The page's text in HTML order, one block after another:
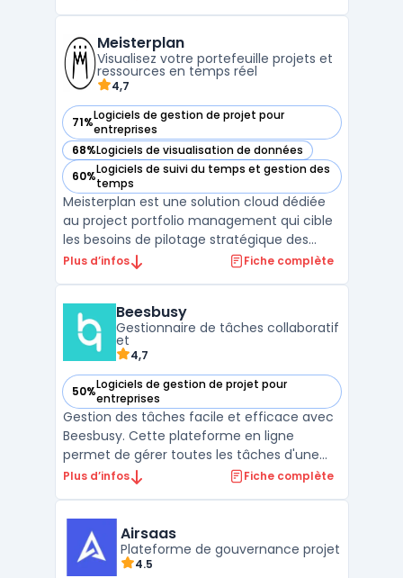
centraliser leurs budgets, aligner les ress ...
Meisterplan
Visualisez votre portefeuille projets et
ressources en temps réel
4,7
71%Logiciels de gestion de projet pour
entreprises
— voir Meisterplan dans cette catégorie
68%Logiciels de visualisation de données
— voir Meisterplan dans cette catégorie
60%Logiciels de suivi du temps et gestion des
temps
— voir Meisterplan dans cette catégorie
Meisterplan est une solution cloud dédiée
au project portfolio management qui cible
les besoins de pilotage stratégique des
portefeuilles projets et de gestion des
temps réel des projets et des capacités
disponibles, sans ...
Plus d’infos Fiche complète
Beesbusy
Gestionnaire de tâches collaboratif
et
4,7
50%Logiciels de gestion de projet pour
entreprises
— voir Beesbusy dans cette catégorie
Gestion des tâches facile et efficace avec
Beesbusy. Cette plateforme en ligne
permet de gérer toutes les tâches d'une
équipe tout en suivant l'avancement de
du temps, la collaboration et la
communication entre le ...
Plus d’infos Fiche complète
Airsaas
Plateforme de gouvernance projet
4.5